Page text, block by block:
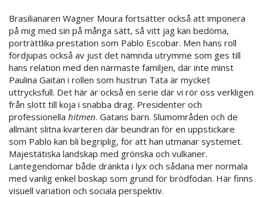
Brasilianaren Wagner Moura fortsätter också att imponera
på mig med sin på många sätt, så vitt jag kan bedöma,
porträttlika prestation som Pablo Escobar. Men hans roll
fördjupas också av just det nämnda utrymme som ges till
hans relation med den närmaste familjen, där inte minst
Paulina Gaitan i rollen som hustrun Tata är mycket
uttrycksfull. Det här är också en serie där vi rör oss verkligen
från slott till koja i snabba drag. Presidenter och
professionella hitmen. Gatans barn. Slumområden och de
allmänt slitna kvarteren där beundran för en uppstickare
som Pablo kan bli begriplig, för att han utmanar systemet.
Majestätiska landskap med grönska och vulkaner.
Lantegendomar både dränkta i lyx och sådana mer normala
med vanlig enkel boskap som grund för brödfödan. Här finns
visuell variation och sociala perspektiv.